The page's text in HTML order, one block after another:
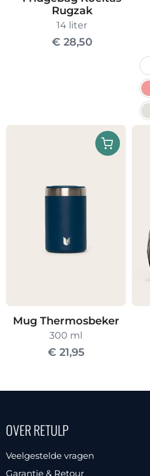
Rugzak
14 liter
€ 28,50
Mug Thermosbeker
300 ml
€ 21,95
OVER RETULP
Veelgestelde vragen
Garantie & Retour